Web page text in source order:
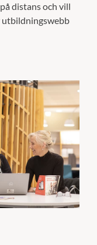
distans och vill
utbildningswebb